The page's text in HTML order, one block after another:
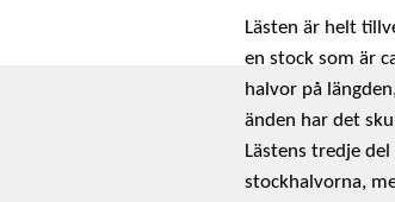
Lästen är helt
en stock som är
halvor på
änden har det
Lästens tredje
stockhalvorna,